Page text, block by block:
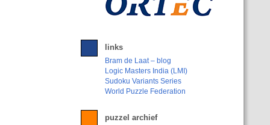
links
Bram de Laat – blog
Logic Masters India (LMI)
Sudoku Variants Series
World Puzzle Federation
puzzel archief